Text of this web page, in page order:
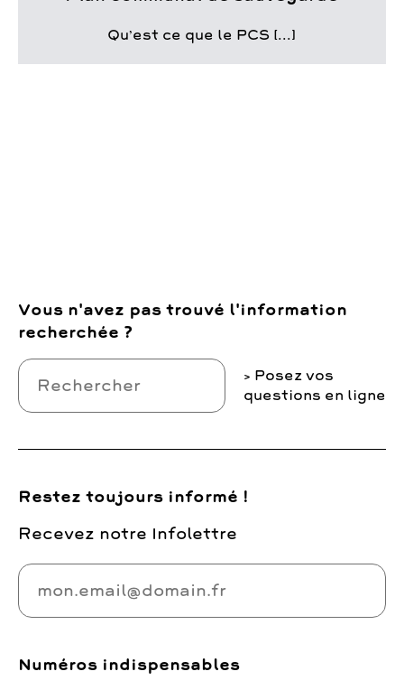
Qu’est ce que le PCS [...]
Vous n'avez pas trouvé l'information
recherchée ?
Posez vos
questions en ligne
Restez toujours informé !
Recevez notre Infolettre
Numéros indispensables